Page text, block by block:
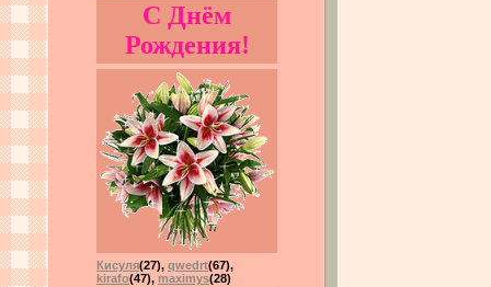
С Днём
Рождения!
Кисуля(27), qwedrt(67),
kirafo(47), maximys(28)